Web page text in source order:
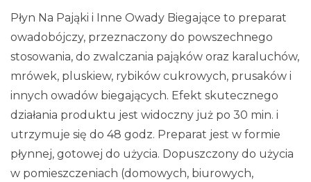
Płyn Na Pająki i Inne Owady Biegające to preparat
owadobójczy, przeznaczony do powszechnego
stosowania, do zwalczania pająków oraz karaluchów,
mrówek, pluskiew, rybików cukrowych, prusaków i
innych owadów biegających. Efekt skutecznego
działania produktu jest widoczny już po 30 min. i
utrzymuje się do 48 godz. Preparat jest w formie
płynnej, gotowej do użycia. Dopuszczony do użycia
w pomieszczeniach (domowych, biurowych,